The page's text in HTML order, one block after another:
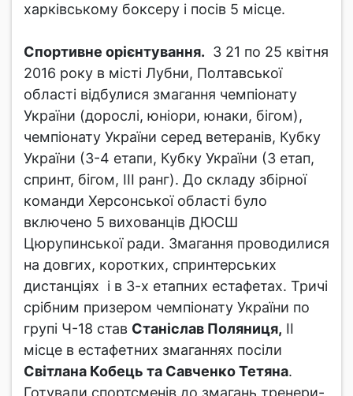
харківському боксеру і посів 5 місце.
Спортивне орієнтування. З 21 по 25 квітня
2016 року в місті Лубни, Полтавської
області відбулися змагання чемпіонату
України (дорослі, юніори, юнаки, бігом),
чемпіонату України серед ветеранів, Кубку
України (3-4 етапи, Кубку України (3 етап,
спринт, бігом, ІІІ ранг). До складу збірної
команди Херсонської області було
включено 5 вихованців ДЮСШ
Цюрупинської ради. Змагання проводилися
на довгих, коротких, спринтерських
дистанціях і в 3-х етапних естафетах. Тричі
срібним призером чемпіонату України по
групі Ч-18 став Станіслав Поляниця, ІІ
місце в естафетних змаганнях посіли
Світлана Кобець та Савченко Тетяна.
Готували спортсменів до змагань тренери-